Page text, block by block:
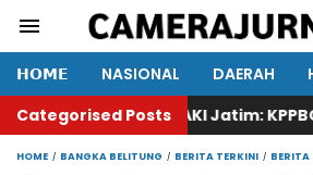
𝗛𝗢𝗠𝗘 NASIONAL DAERAH
Categorised Posts
Ketua KAKI Jatim: KPPBC
HOME BANGKA BELITUNG BERITA TERKINI BERITA